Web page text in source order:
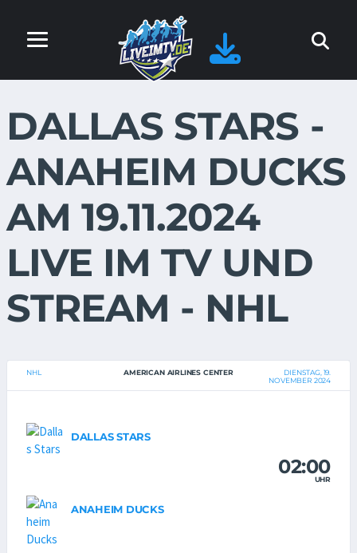
DALLAS STARS -
ANAHEIM DUCKS
AM 19.11.2024
LIVE IM TV UND
STREAM - NHL
NHL AMERICAN AIRLINES CENTER
DIENSTAG, 19.
NOVEMBER 2024
DALLAS STARS
02:00
UHR
ANAHEIM DUCKS